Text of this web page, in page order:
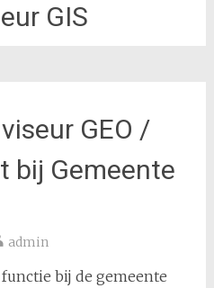
GIS
GEO /
bij Gemeente
admin
bij de gemeente